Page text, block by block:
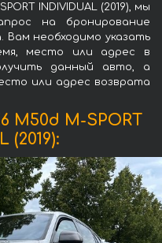
INDIVIDUAL (2019), мы
на бронирование
Вам необходимо указать
место или адрес в
данный авто, а
или адрес возврата
M-SPORT
(2019):